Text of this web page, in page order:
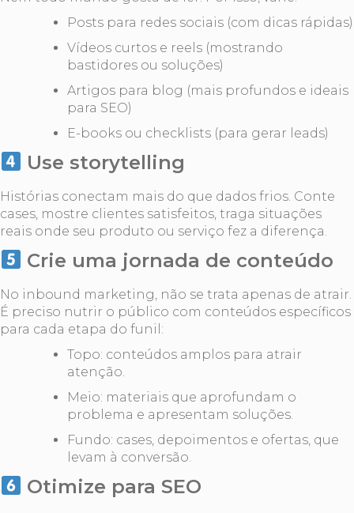
Posts para redes sociais (com dicas rápidas)
Vídeos curtos e reels (mostrando
bastidores ou soluções)
Artigos para blog (mais profundos e ideais
para SEO)
E-books ou checklists (para gerar leads)
Use storytelling
Histórias conectam mais do que dados frios. Conte
cases, mostre clientes satisfeitos, traga situações
reais onde seu produto ou serviço fez a diferença.
Crie uma jornada de conteúdo
No inbound marketing, não se trata apenas de atrair.
É preciso nutrir o público com conteúdos específicos
para cada etapa do funil:
Topo: conteúdos amplos para atrair
atenção.
Meio: materiais que aprofundam o
problema e apresentam soluções.
Fundo: cases, depoimentos e ofertas, que
levam à conversão.
Otimize para SEO